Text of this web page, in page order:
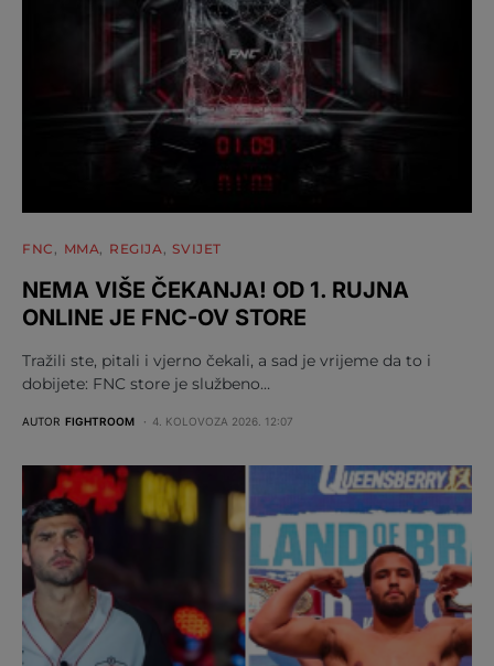
FNC MMA REGIJA SVIJET
NEMA VIŠE ČEKANJA! OD 1. RUJNA
ONLINE JE FNC-OV STORE
Tražili ste, pitali i vjerno čekali, a sad je vrijeme da to i
dobijete: FNC store je službeno…
AUTOR FIGHTROOM 4. KOLOVOZA 2026. 12:07